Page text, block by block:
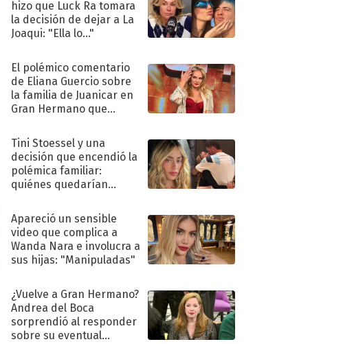
hizo que Luck Ra tomara
la decisión de dejar a La
Joaqui: "Ella lo..."
El polémico comentario
de Eliana Guercio sobre
la familia de Juanicar en
Gran Hermano que
Tini Stoessel y una
decisión que encendió la
polémica familiar:
quiénes quedarían
Apareció un sensible
video que complica a
Wanda Nara e involucra a
sus hijas: "Manipuladas"
¿Vuelve a Gran Hermano?
Andrea del Boca
sorprendió al responder
sobre su eventual